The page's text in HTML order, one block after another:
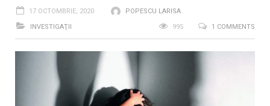
17 OCTOMBRIE, 2020
POPESCU LARISA
INVESTIGAŢII
1 COMMENTS
995